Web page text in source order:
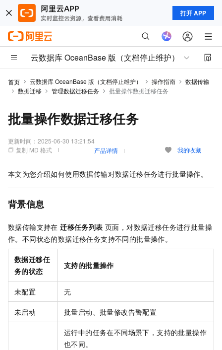
打开 APP
云数据库 OceanBase 版（文档停止维护）
首页 云数据库 OceanBase 版（文档停止维护） 操作指南
数据传输
数据迁移
管理数据迁移任务 批量操作数据迁移任务
批量操作数据迁移任务
更新时间： 2025-06-30 13:21:54
复制 MD 格式
产品详情 我的收藏
本文为您介绍如何使用数据传输对数据迁移任务进行批量操作。
背景信息
数据传输支持在迁移任务列表 页面，对数据迁移任务进行批量操
作。不同状态的数据迁移任务支持不同的批量操作。
数据迁移任
务的状态
支持的批量操作
未配置 无
未启动 批量启动、批量修改告警配置
运行中的任务在不同场景下，支持的批量操作
也不同。